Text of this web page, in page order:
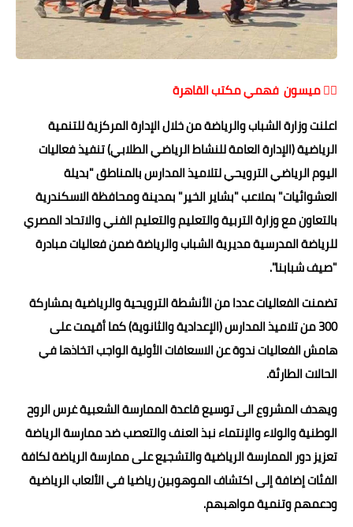
حوادث وقضايا
خدمات
فن المطبخ
مقالات
✍🏻 ميسون فهمي مكتب القاهرة
اعلنت وزارة الشباب والرياضة من خلال الإدارة المركزية للتنمية
الرياضية (الإدارة العامة للنشاط الرياضي الطلابي) تنفيذ فعاليات
اليوم الرياضي الترويحي لتلاميذ المدارس بالمناطق "بديلة
العشوائيات" بملاعب "بشاير الخير" بمدينة ومحافظة الاسكندرية
بالتعاون مع وزارة التربية والتعليم والتعليم الفني والاتحاد المصري
للرياضة المدرسية مديرية الشباب والرياضة ضمن فعاليات مبادرة
"صيف شبابنا".
تضمنت الفعاليات عددا من الأنشطة الترويحية والرياضية بمشاركة
300 من تلاميذ المدارس (الإعدادية والثانوية) كما أقيمت على
هامش الفعاليات ندوة عن الاسعافات الأولية الواجب اتخاذها في
الحالات الطارئة.
ويهدف المشروع الى توسيع قاعدة الممارسة الشعبية غرس الروح
الوطنية والولاء والإنتماء نبذ العنف والتعصب ضد ممارسة الرياضة
تعزيز دور الممارسة الرياضية والتشجيع على ممارسة الرياضة لكافة
الفئات إضافة إلى اكتشاف الموهوبين رياضيا في الألعاب الرياضية
ودعمهم وتنمية مواهبهم.